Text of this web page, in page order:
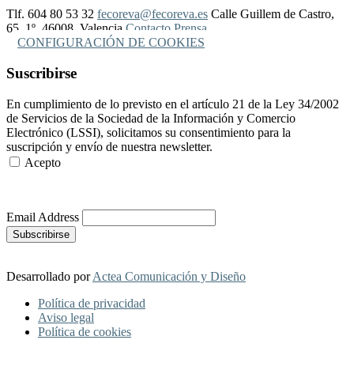
Tlf. 604 80 53 32 fecoreva@fecoreva.es Calle Guillem de Castro,
65, 1º, 46008, Valencia Contacto Prensa
CONFIGURACIÓN DE COOKIES
Suscribirse
En cumplimiento de lo previsto en el artículo 21 de la Ley 34/2002
de Servicios de la Sociedad de la Información y Comercio
Electrónico (LSSI), solicitamos su consentimiento para la
suscripción y envío de nuestra newsletter.
Acepto
Email Address
Desarrollado porActea Comunicación y Diseño
Política de privacidad
Aviso legal
Política de cookies